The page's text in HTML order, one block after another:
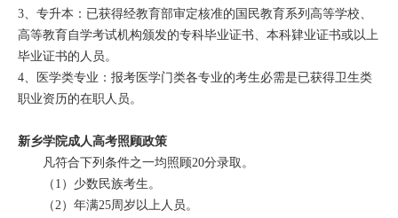
3、专升本：已获得经教育部审定核准的国民教育系列高等学校、
高等教育自学考试机构颁发的专科毕业证书、本科肄业证书或以上
毕业证书的人员。
4、医学类专业：报考医学门类各专业的考生必需是已获得卫生类
职业资历的在职人员。
新乡学院成人高考照顾政策
凡符合下列条件之一均照顾20分录取。
（1）少数民族考生。
（2）年满25周岁以上人员。